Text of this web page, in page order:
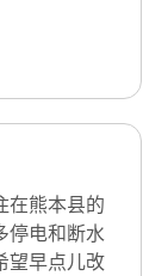
在熊本县的
停电和断水
望早点儿改